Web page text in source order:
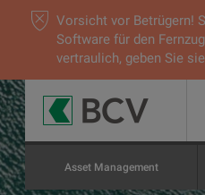
Vorsicht vor Betrügern!
Software für den
vertraulich, geben Sie
Asset Management